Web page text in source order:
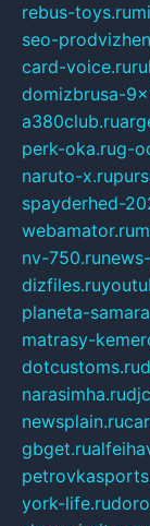
rebus-toys.ru
seo-
card-voice.ru
domizbrusa-
a380club.ru
perk-oka.rug-
naruto-x.ru
spayderhed-
webamator.ru
nv-750.ru
dizfiles.ru
planeta-
matrasy-
dotcustoms.ru
narasimha.ru
newsplain.ru
gbget.ru
york-life.ru